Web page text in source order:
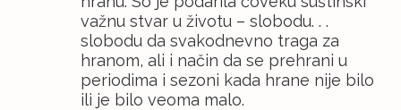
važnu stvar u životu – slobodu. . .
slobodu da svakodnevno traga za
hranom, ali i način da se prehrani u
periodima i sezoni kada hrane nije bilo
ili je bilo veoma malo.